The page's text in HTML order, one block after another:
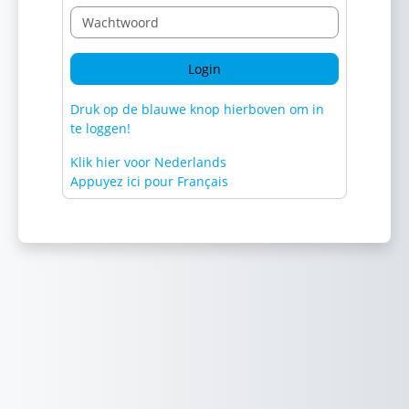
Wachtwoord
Login
Druk op de blauwe knop hierboven om in
te loggen!
Klik hier voor Nederlands
Appuyez ici pour Français